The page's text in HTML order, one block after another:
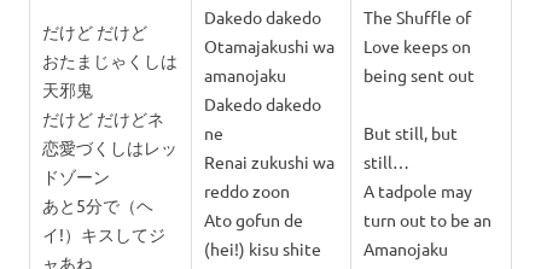
だけど だけど
おたまじゃくしは
天邪鬼
だけど だけどネ
恋愛づくしはレッ
ドゾーン
あと5分で（ヘ
イ!）キスしてジ
ャあね
Dakedo dakedo
Otamajakushi wa
amanojaku
Dakedo dakedo
ne
Renai zukushi wa
reddo zoon
Ato gofun de
(hei!) kisu shite
The Shuffle of
Love keeps on
being sent out
But still, but
still…
A tadpole may
turn out to be an
Amanojaku